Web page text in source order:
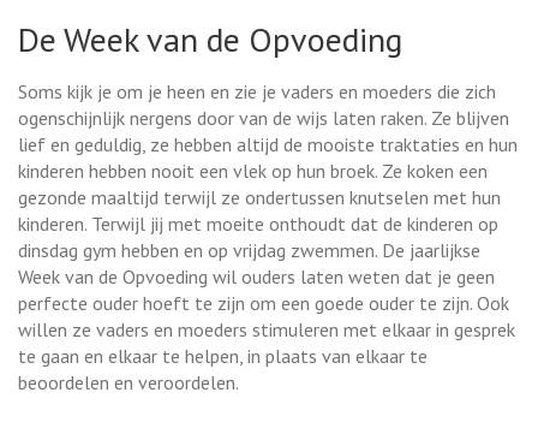
De Week van de Opvoeding
Soms kijk je om je heen en zie je vaders en moeders die zich
ogenschijnlijk nergens door van de wijs laten raken. Ze blijven
lief en geduldig, ze hebben altijd de mooiste traktaties en hun
kinderen hebben nooit een vlek op hun broek. Ze koken een
gezonde maaltijd terwijl ze ondertussen knutselen met hun
kinderen. Terwijl jij met moeite onthoudt dat de kinderen op
dinsdag gym hebben en op vrijdag zwemmen. De jaarlijkse
Week van de Opvoeding wil ouders laten weten dat je geen
perfecte ouder hoeft te zijn om een goede ouder te zijn. Ook
willen ze vaders en moeders stimuleren met elkaar in gesprek
te gaan en elkaar te helpen, in plaats van elkaar te
beoordelen en veroordelen.